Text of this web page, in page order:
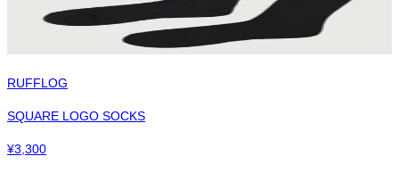
RUFFLOG
SQUARE LOGO SOCKS
¥3,300